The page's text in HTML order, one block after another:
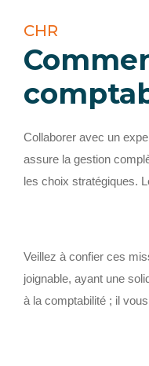
CHR
Collaborer avec un
assure la gestion
les choix stratégiques.
Veillez à confier ces
joignable, ayant une
à la comptabilité ; il